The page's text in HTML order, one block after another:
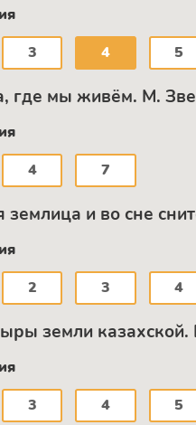
3 4 5
где мы живём. М.
4 7
землица и во сне
2 3 4
земли казахской.
3 4 5